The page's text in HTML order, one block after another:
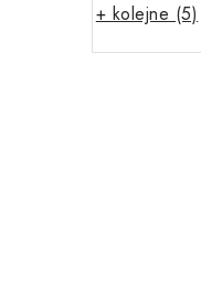
+ kolejne (5)